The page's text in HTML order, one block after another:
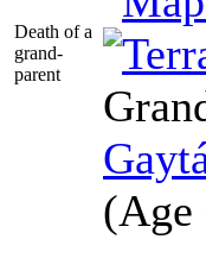
Death of a
grand-
parent